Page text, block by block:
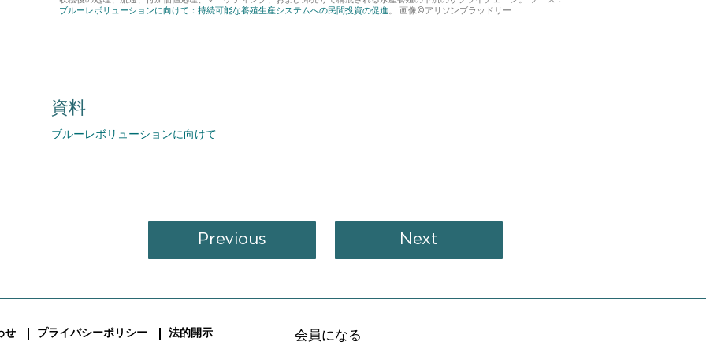
ブルーレボリューションに向けて：持続可能な養殖生産システムへの民間投資の促進 。 画像©アリソンブラッドリー
資料
ブルーレボリューションに向けて
Previous Next
せ プライバシーポリシー 法的開示
会
会員になる